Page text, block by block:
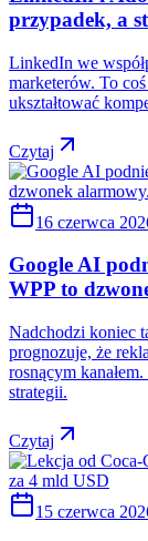
przypadek, a
LinkedIn we
marketerów. To
ukształtować
Czytaj
16 czerwca
Google AI
WPP to
Nadchodzi koniec
prognozuje, że
rosnącym
strategii.
Czytaj
15 czerwca